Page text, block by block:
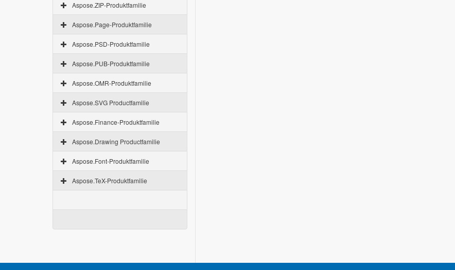
Aspose.ZIP-Produktfamilie
Aspose.Page-Produktfamilie
Aspose.PSD-Produktfamilie
Aspose.PUB-Produktfamilie
Aspose.OMR-Produktfamilie
Aspose.SVG Productfamilie
Aspose.Finance-Produktfamilie
Aspose.Drawing Productfamilie
Aspose.Font-Produktfamilie
Aspose.TeX-Produktfamilie